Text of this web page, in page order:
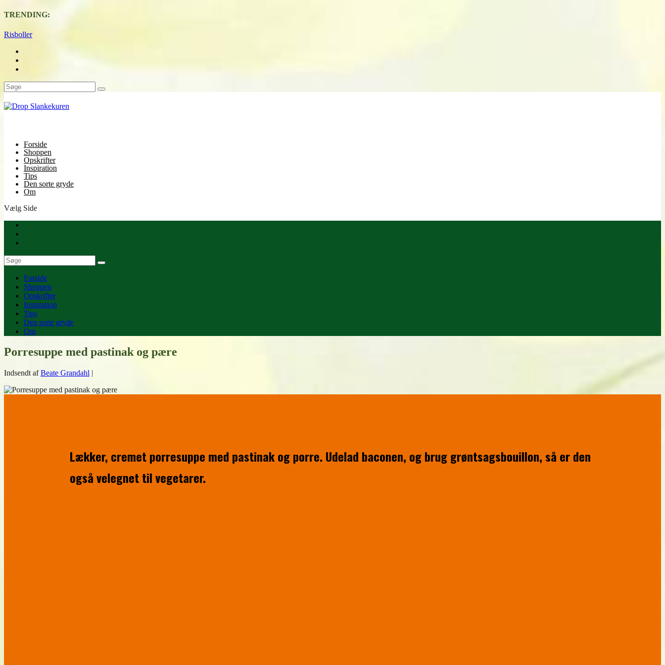
TRENDING:
Risboller
Forside
Shoppen
Opskrifter
Inspiration
Tips
Den sorte gryde
Om
Vælg Side
Forside
Shoppen
Opskrifter
Inspiration
Tips
Den sorte gryde
Om
Porresuppe med pastinak og pære
Indsendt afBeate Grandahl |
Lækker, cremet porresuppe med pastinak og porre. Udelad baconen, og brug grøntsagsbouillon, så er den
også velegnet til vegetarer.